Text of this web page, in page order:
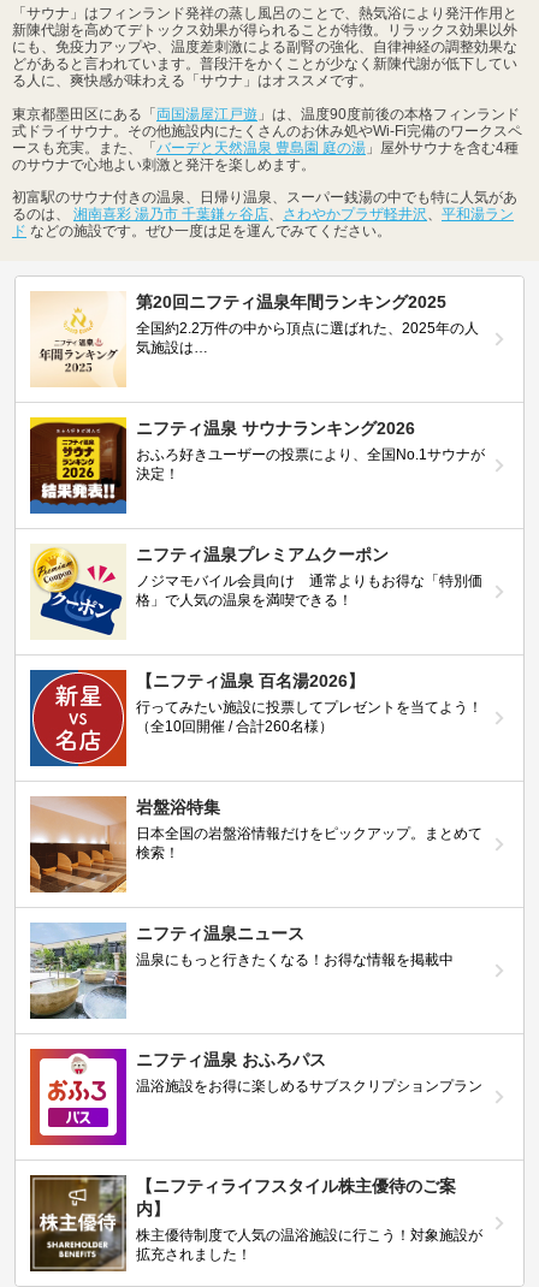
「サウナ」はフィンランド発祥の蒸し風呂のことで、熱気浴により発汗作用と
新陳代謝を高めてデトックス効果が得られることが特徴。リラックス効果以外
にも、免疫力アップや、温度差刺激による副腎の強化、自律神経の調整効果な
どがあると言われています。普段汗をかくことが少なく新陳代謝が低下してい
る人に、爽快感が味わえる「サウナ」はオススメです。
東京都墨田区にある「 両国湯屋江戸遊 」は、温度90度前後の本格フィンランド
式ドライサウナ。その他施設内にたくさんのお休み処やWi-Fi完備のワークスペ
ースも充実。また、「 バーデと天然温泉 豊島園 庭の湯 」屋外サウナを含む4種
のサウナで心地よい刺激と発汗を楽しめます。
初富駅のサウナ付きの温泉、日帰り温泉、スーパー銭湯の中でも特に人気があ
るのは、 湘南喜彩 湯乃市 千葉鎌ヶ谷店、 さわやかプラザ軽井沢、 平和湯ラン
ド などの施設です。ぜひ一度は足を運んでみてください。
第20回ニフティ温泉年間ランキング2025
全国約2.2万件の中から頂点に選ばれた、2025年の人
気施設は…
ニフティ温泉 サウナランキング2026
おふろ好きユーザーの投票により、全国No.1サウナが
決定！
ニフティ温泉プレミアムクーポン
ノジマモバイル会員向け 通常よりもお得な「特別価
格」で人気の温泉を満喫できる！
【ニフティ温泉 百名湯2026】
行ってみたい施設に投票してプレゼントを当てよう！
（全10回開催 / 合計260名様）
岩盤浴特集
日本全国の岩盤浴情報だけをピックアップ。まとめて
検索！
ニフティ温泉ニュース
温泉にもっと行きたくなる！お得な情報を掲載中
ニフティ温泉 おふろパス
温浴施設をお得に楽しめるサブスクリプションプラン
【ニフティライフスタイル株主優待のご案
内】
株主優待制度で人気の温浴施設に行こう！対象施設が
拡充されました！